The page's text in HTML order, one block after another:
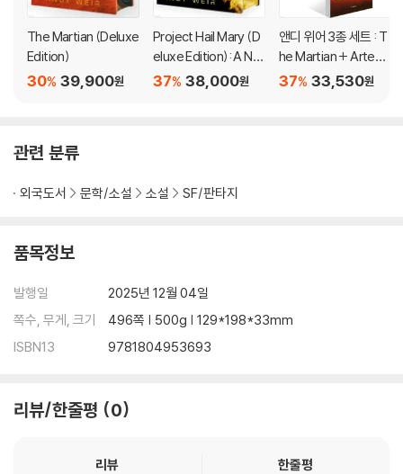
l SF (like me) love.' GEORGE R.R. MARTIN
'Brilliantly funny and enjoyable. One of the most plausible scie
nce fiction books I've ever read' TIM PEAKE, astronaut
Ryland Grace is the sole survivor on a desperate, last-chance
mission - and if he fails, humanity and the earth itself will peris
h.
member his own name, let alone the nature of his assignment
All he knows is that he's been asleep for a very, very long tim
s from home, with nothing but two corpses for company.
His crewmates dead, his memories fuzzily returning, Ryland re
alizes that an impossible task now confronts him. Hurtling thro
ssible scientific mystery-and conquer an extinction-level thre
The Martian (Deluxe
Edition)
39,900원
30%
Project Hail Mary (D
eluxe Edition): A No
vel
38,000원
37%
앤디 위어 3종 세트 : T
he Martian + Artemi
s+Project Hail Mary
33,530원
37%
관련 분류
외국도서 문학/소설 소설 SF/판타지
품목정보
발행일
2025년 12월 04일
쪽수, 무게, 크기
496쪽 | 500g | 129*198*33mm
ISBN13
9781804953693
리뷰/한줄평 0
리뷰
한줄평